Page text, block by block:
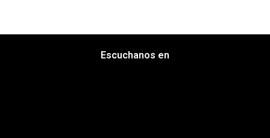
Escuchanos en